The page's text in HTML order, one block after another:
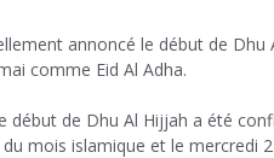
annoncé le début de
comme Eid Al Adha.
début de Dhu Al Hijjah a été
mois islamique et le mercredi